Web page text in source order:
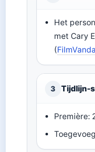
Het
met Cary
(
3 Tijdlijn-
Première: